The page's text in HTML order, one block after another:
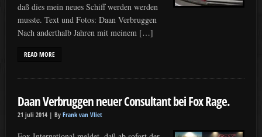
daß dies mein neues Schiff werden werden
musste. Text und Fotos: Daan Verbruggen
Nach anderthalb Jahren mit meinem […]
READ MORE
Daan Verbruggen neuer Consultant bei Fox Rage.
21 juli 2014 | By Frank van Vliet